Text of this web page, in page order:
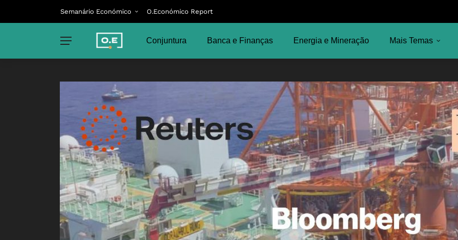
Semanário Económico O.Económico Report
Conjuntura Banca e Finanças Energia e Mineração Mais Temas